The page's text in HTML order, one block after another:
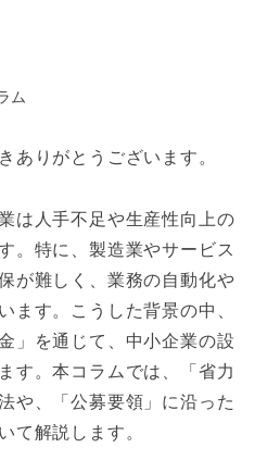
ー
ム
ありがとうございます。
は人手不足や生産性向上の
。特に、製造業やサービス
が難しく、業務の自動化や
ます。こうした背景の中、
」を通じて、中小企業の設
す。本コラムでは、「省力
や、「公募要領」に沿った
て解説します。